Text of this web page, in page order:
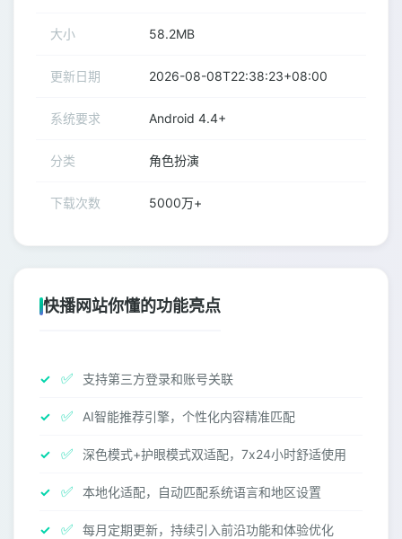
大小 58.2MB
更新日期 2026-08-08T22:38:23+08:00
系统要求 Android 4.4+
分类 角色扮演
下载次数 5000万+
快播网站你懂的功能亮点
✅ 支持第三方登录和账号关联
✅ AI智能推荐引擎，个性化内容精准匹配
✅ 深色模式+护眼模式双适配，7x24小时舒适使用
✅ 本地化适配，自动匹配系统语言和地区设置
✅ 每月定期更新，持续引入前沿功能和体验优化